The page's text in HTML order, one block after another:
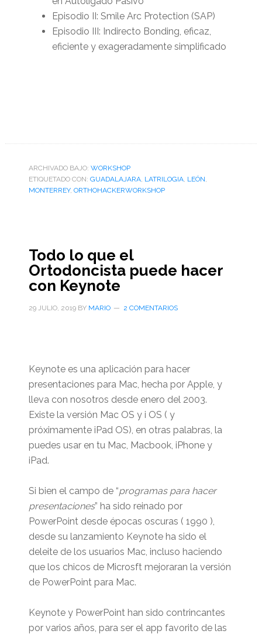
Episodio II: Smile Arc Protection (SAP)
Episodio III: Indirecto Bonding, eficaz,
eficiente y exageradamente simplificado
ARCHIVADO BAJO: WORKSHOP
ETIQUETADO CON: GUADALAJARA, LATRILOGIA, LEÓN,
MONTERREY, ORTHOHACKERWORKSHOP
Todo lo que el
Ortodoncista puede hacer
con Keynote
29 JULIO, 2019BY MARIO 2 COMENTARIOS
Keynote es una aplicación para hacer
presentaciones para Mac, hecha por Apple, y
lleva con nosotros desde enero del 2003.
Existe la versión Mac OS y i OS ( y
próximamente iPad OS), en otras palabras, la
puedes usar en tu Mac, Macbook, iPhone y
iPad.
Si bien el campo de “programas para hacer
presentaciones” ha sido reinado por
PowerPoint desde épocas oscuras ( 1990 ),
desde su lanzamiento Keynote ha sido el
deleite de los usuarios Mac, incluso haciendo
que los chicos de Microsft mejoraran la versión
de PowerPoint para Mac.
Keynote y PowerPoint han sido contrincantes
por varios años, para ser el app favorito de las